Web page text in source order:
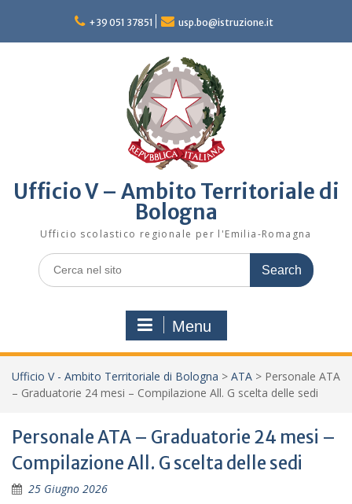
content
+39 051 37851 usp.bo@istruzione.it
Ufficio V – Ambito Territoriale di
Bologna
Ufficio scolastico regionale per l'Emilia-Romagna
Search
for:
Menu
Ufficio V - Ambito Territoriale di Bologna > ATA > Personale ATA
– Graduatorie 24 mesi – Compilazione All. G scelta delle sedi
Personale ATA – Graduatorie 24 mesi –
Compilazione All. G scelta delle sedi
25 Giugno 2026